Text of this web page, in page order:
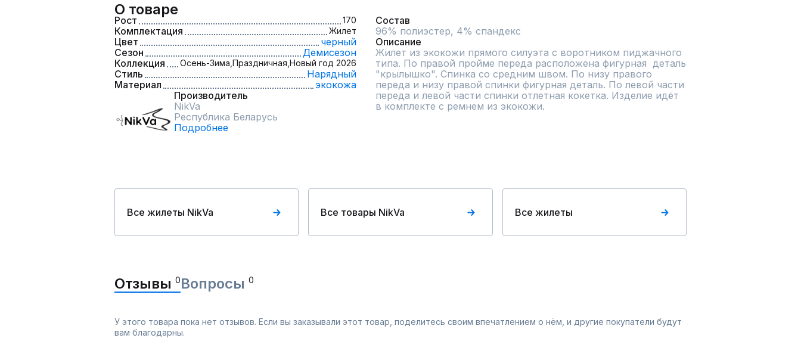
О товаре
Рост 170
Комплектация Жилет
Цвет
черный
Сезон
Демисезон
Коллекция
Осень-Зима, Праздничная, Новый год 2026
Стиль
Нарядный
Материал
экокожа
Производитель
NikVa
Республика Беларусь
Подробнее
Состав
96% полиэстер, 4% спандекс
Описание
Жилет из экокожи прямого силуэта с воротником пиджачного
типа. По правой пройме переда расположена фигурная  деталь
"крылышко". Спинка со средним швом. По низу правого
переда и низу правой спинки фигурная деталь. По левой части
переда и левой части спинки отлетная кокетка. Изделие идёт
в комплекте с ремнем из экокожи.
Все жилеты NikVa Все товары NikVa Все жилеты
Отзывы 0Вопросы 0
У этого товара пока нет отзывов. Если вы заказывали этот товар, поделитесь своим впечатлением о нём, и другие покупатели будут
вам благодарны.